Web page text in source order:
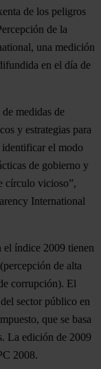
de los peligros
de la
una medición
en el día de
medidas de
y estrategias para
identificar el modo
de gobierno y
círculo vicioso”,
International
el índice 2009 tienen
de alta
corrupción). El
sector público en
que se basa
La edición de 2009
2008.